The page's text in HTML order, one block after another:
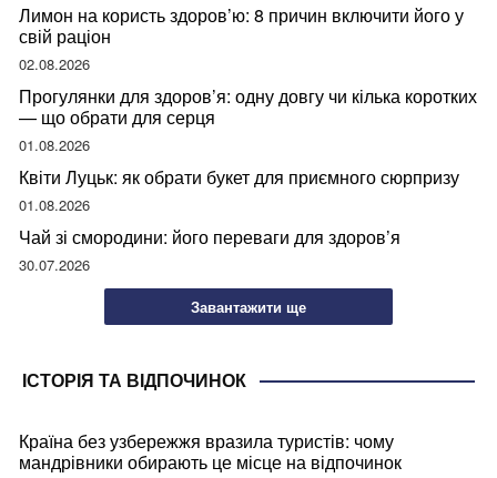
Лимон на користь здоров’ю: 8 причин включити його у
свій раціон
02.08.2026
Прогулянки для здоров’я: одну довгу чи кілька коротких
— що обрати для серця
01.08.2026
Квіти Луцьк: як обрати букет для приємного сюрпризу
01.08.2026
Чай зі смородини: його переваги для здоров’я
30.07.2026
Завантажити ще
ІСТОРІЯ ТА ВІДПОЧИНОК
Країна без узбережжя вразила туристів: чому
мандрівники обирають це місце на відпочинок